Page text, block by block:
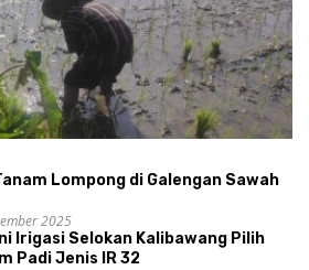
Lompong di Galengan Sawah
2025
Irigasi Selokan Kalibawang Pilih
Padi Jenis IR 32